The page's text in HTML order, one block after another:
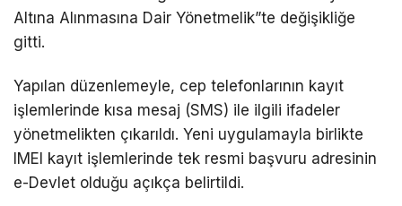
Altına Alınmasına Dair Yönetmelik”te değişikliğe
gitti.
Yapılan düzenlemeyle, cep telefonlarının kayıt
işlemlerinde kısa mesaj (SMS) ile ilgili ifadeler
yönetmelikten çıkarıldı. Yeni uygulamayla birlikte
IMEI kayıt işlemlerinde tek resmi başvuru adresinin
e-Devlet olduğu açıkça belirtildi.